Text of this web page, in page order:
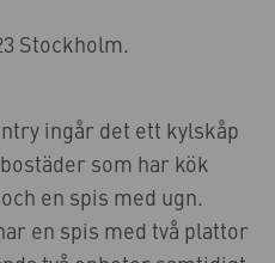
Stockholm.
ingår det ett kylskåp
som har kök
en spis med ugn.
en spis med två plattor